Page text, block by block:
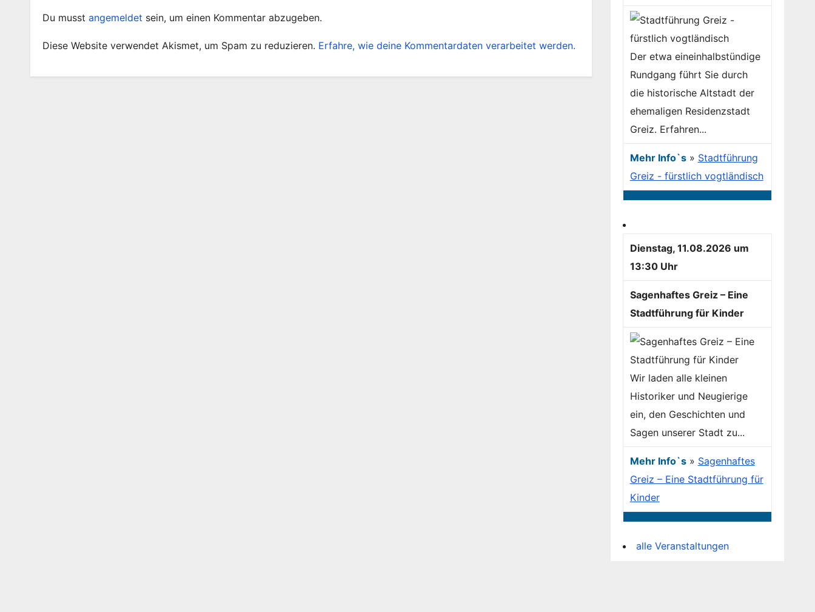
Du musst angemeldet sein, um einen Kommentar abzugeben.
Diese Website verwendet Akismet, um Spam zu reduzieren. Erfahre, wie deine Kommentardaten verarbeitet werden.
Der etwa eineinhalbstündige
Rundgang führt Sie durch
die historische Altstadt der
ehemaligen Residenzstadt
Greiz. Erfahren...
Mehr Info`s» Stadtführung
Greiz - fürstlich vogtländisch
Dienstag, 11.08.2026 um
13:30 Uhr
Sagenhaftes Greiz – Eine
Stadtführung für Kinder
Wir laden alle kleinen
Historiker und Neugierige
ein, den Geschichten und
Sagen unserer Stadt zu...
Mehr Info`s» Sagenhaftes
Greiz – Eine Stadtführung für
Kinder
alle Veranstaltungen